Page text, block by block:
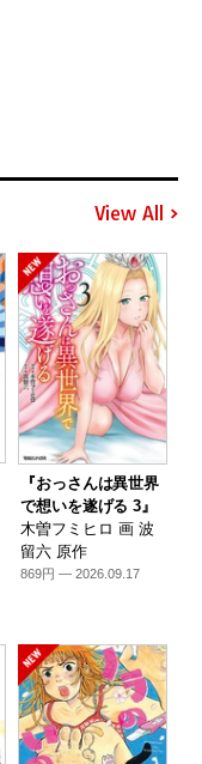
View All
『おっさんは異世界
で想いを遂げる 3』
木曽フミヒロ 画 波
留六 原作
869円 — 2026.09.17